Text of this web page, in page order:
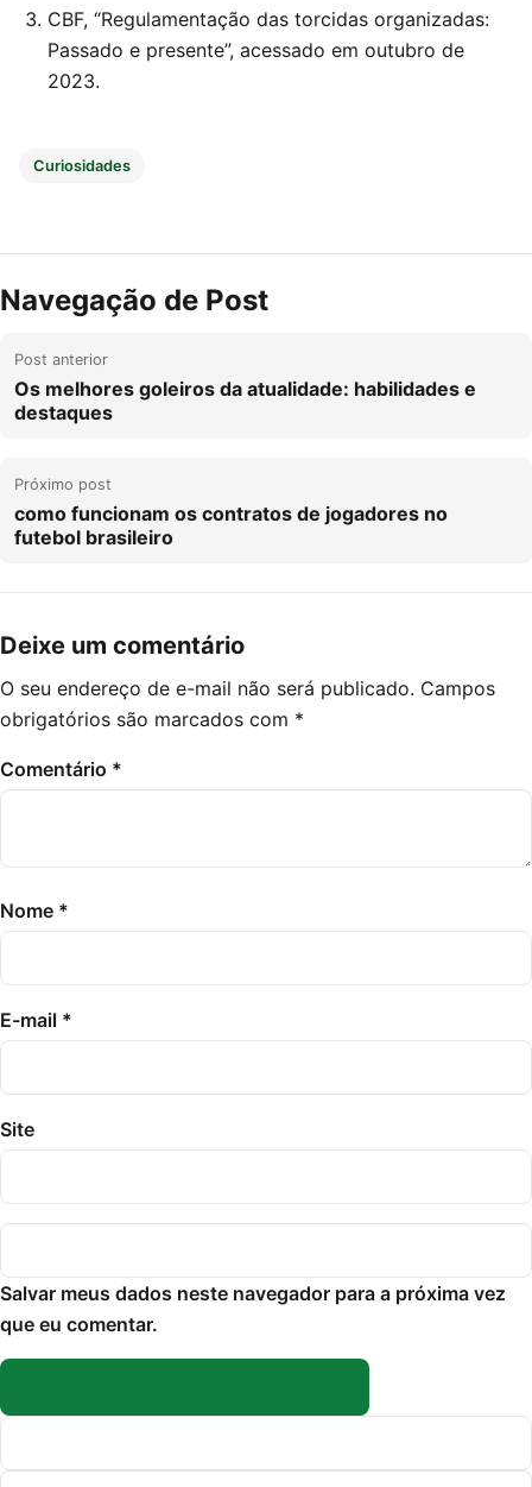
CBF, “Regulamentação das torcidas organizadas:
Passado e presente”, acessado em outubro de
2023.
Curiosidades
Navegação de Post
Post anterior
Os melhores goleiros da atualidade: habilidades e
destaques
Próximo post
como funcionam os contratos de jogadores no
futebol brasileiro
Deixe um comentário
O seu endereço de e-mail não será publicado. Campos
obrigatórios são marcados com *
Comentário *
Nome *
E-mail *
Site
Salvar meus dados neste navegador para a próxima vez
que eu comentar.